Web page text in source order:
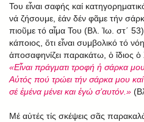
Του εἶναι σαφής καί
νά ζήσουμε, ἐάν δέν φᾶμε τήν
πιοῦμε τό αἷμα Του (Βλ. Ἰω. στ΄
κάποιος, ὅτι εἶναι συμβολικό τό
ἀποσαφηνίζει παρακάτω, ὁ ἴδιος ὁ
«Εἶναι πράγματι τροφή ἡ σάρκα
Αὐτός πού τρώει τήν σάρκα μου καί
σέ ἐμένα μένει και ἐγώ σ’αυτόν.»
Μέ αὐτές τίς σκέψεις σᾶς